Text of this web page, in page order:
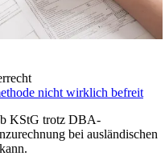
nicht wirklich befreit
KStG trotz DBA-
bei ausländischen